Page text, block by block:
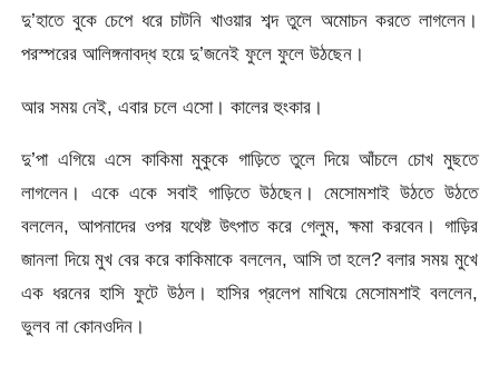
দু’হাতে বুকে চেপে ধরে চাটনি খাওয়ার শব্দ তুলে অমোচন করতে লাগলেন।
পরস্পরের আলিঙ্গনাবদ্ধ হয়ে দু’জনেই ফুলে ফুলে উঠছেন।
আর সময় নেই, এবার চলে এসো। কালের হুংকার।
দু’পা এগিয়ে এসে কাকিমা মুকুকে গাড়িতে তুলে দিয়ে আঁচলে চোখ মুছতে
লাগলেন। একে একে সবাই গাড়িতে উঠছেন। মেসোমশাই উঠতে উঠতে
বললেন, আপনাদের ওপর যথেষ্ট উৎপাত করে গেলুম, ক্ষমা করবেন। গাড়ির
জানলা দিয়ে মুখ বের করে কাকিমাকে বললেন, আসি তা হলে? বলার সময় মুখে
এক ধরনের হাসি ফুটে উঠল। হাসির প্রলেপ মাখিয়ে মেসোমশাই বললেন,
ভুলব না কোনওদিন।